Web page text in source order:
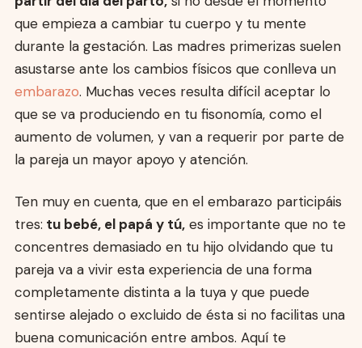
que empieza a cambiar tu cuerpo y tu mente
durante la gestación. Las madres primerizas suelen
asustarse ante los cambios físicos que conlleva un
embarazo. Muchas veces resulta difícil aceptar lo
que se va produciendo en tu fisonomía, como el
aumento de volumen, y van a requerir por parte de
la pareja un mayor apoyo y atención.
Ten muy en cuenta, que en el embarazo participáis
tres: tu bebé, el papá y tú,es importante que no te
concentres demasiado en tu hijo olvidando que tu
pareja va a vivir esta experiencia de una forma
completamente distinta a la tuya y que puede
sentirse alejado o excluido de ésta si no facilitas una
buena comunicación entre ambos. Aquí te